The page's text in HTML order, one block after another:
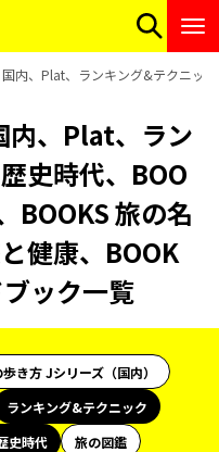
内、Plat、ランキング&テクニッ
、Plat、ラン
史時代、BOO
BOOKS 旅の名
健康、BOOK
ック一覧
き方 Jシリーズ（国内）
ランキング&テクニック
史時代
旅の図鑑